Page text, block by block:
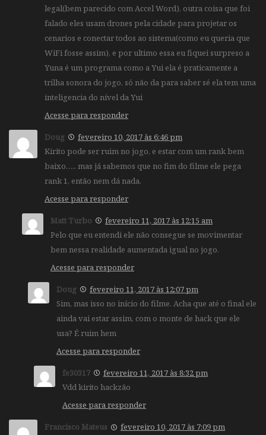
legal(bem parecido com Accel Word), outra coisa que foi
falado eles usam drones pela cidade para projetar os
cenarios e conectar todos ao sistema(como eu queria que
WiFi fosse assim), e por ultimo essa eu fiquei surpreso a
Yuna é um programa como a Yui ela é praticamente a
trilha sonora do jogo, só não da para saber sé ela tem uma
inteligencia do nível da Yui
Acesse para responder
Doug
fevereiro 10, 2017 às 6:46 pm
Kirito pode ser ruim no jogo, e estar com um rank bem
baixo….. mas já sabemos que no fim do filme ele pega
rank 1, então nem dá nada.
Acesse para responder
Matt Turbo
fevereiro 11, 2017 às 12:15 am
Pelo que eu entendi ele não consegue se movimentar
bem nessa realidade aumentada igual no jogo.
Acesse para responder
Doug
fevereiro 11, 2017 às 12:07 pm
Sim, mas isso no início do filme. Acha que até o final ele
ainda vai estar assim, com o monte de hack que ele
usa? É ruim hem
Acesse para responder
fe30317
fevereiro 11, 2017 às 8:32 pm
Vdd kirito hackzão
Acesse para responder
Francisco Mateus
fevereiro 10, 2017 às 7:09 pm